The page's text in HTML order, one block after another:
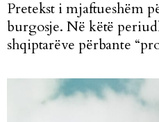
Pretekst i mjaftueshëm
burgosje. Në këtë
shqiptarëve përbante